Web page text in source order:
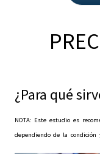
¿Para qué
NOTA: Este estudio es
dependiendo de la